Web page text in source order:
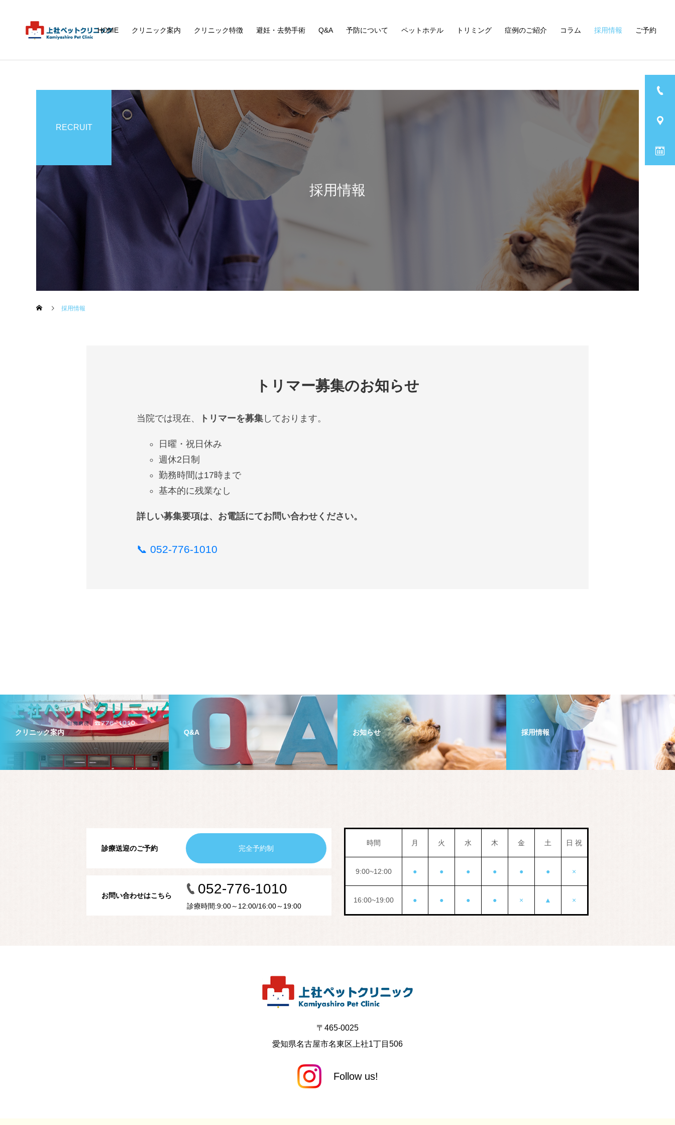
HOME クリニック案内 クリニック特徴 避妊・去勢手術 Q&A 予防について ペットホテル トリミング 症例のご紹介 コラム 採用情報 ご予約
採用情報
RECRUIT
採用情報
トリマー募集のお知らせ
当院では現在、 トリマーを募集 しております。
日曜・祝日休み
週休2日制
勤務時間は17時まで
基本的に残業なし
詳しい募集要項は、お電話にてお問い合わせください。
📞 052-776-1010
クリニック案内 Q&A お知らせ 採用情報
診療送迎のご予約 完全予約制
お問い合わせはこちら 052-776-1010
診療時間:9:00～12:00/16:00～19:00
時間 月 火 水 木 金 土 日 祝
9:00~12:00 ● ● ● ● ● ● ×
16:00~19:00 ● ● ● ● × ▲ ×
〒465-0025
愛知県名古屋市名東区上社1丁目506